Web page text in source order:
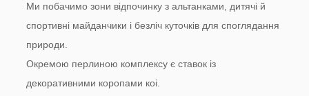
Ми побачимо зони відпочинку з альтанками, дитячі й
спортивні майданчики і безліч куточків для споглядання
природи.
Окремою перлиною комплексу є ставок із
декоративними коропами коі.